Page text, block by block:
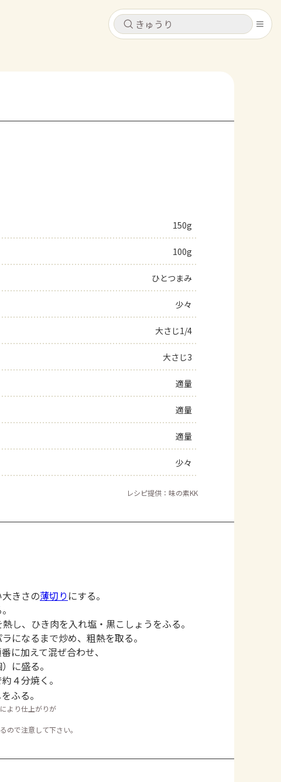
キャンセル
よくあるお問い合わせ
お買い物
キャンセル
150g
100g
ひとつまみ
少々
大さじ1/4
大さじ3
適量
適量
適量
少々
レシピ提供：味の素KK
きさの薄切り にする。
し、ひき肉を入れ塩・黒こしょうをふる。
になるまで炒め、粗熱を取る。
に加えて混ぜ合わせ、
に盛る。
４分焼く。
ふる。
より仕上がりが
ので注意して下さい。